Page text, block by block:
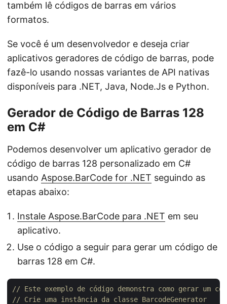
também lê códigos de barras em vários
formatos.
Se você é um desenvolvedor e deseja criar
aplicativos geradores de código de barras, pode
fazê-lo usando nossas variantes de API nativas
disponíveis para .NET, Java, Node.Js e Python.
Gerador de Código de Barras 128
em C#
Podemos desenvolver um aplicativo gerador de
código de barras 128 personalizado em C#
usando Aspose.BarCode for .NET seguindo as
etapas abaixo:
Instale Aspose.BarCode para .NET em seu
aplicativo.
Use o código a seguir para gerar um código de
barras 128 em C#.
// Este exemplo de código demonstra como gerar um
// Crie uma instância da classe BarcodeGenerator